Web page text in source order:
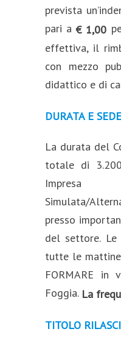
prevista
pari a€ 1,00
effettiva, il
con mezzo
didattico e di
DURATA E
La durata del
totale di
Simulata/
presso
del settore. Le
tutte le
FORMARE in
Foggia. La
TITOLO